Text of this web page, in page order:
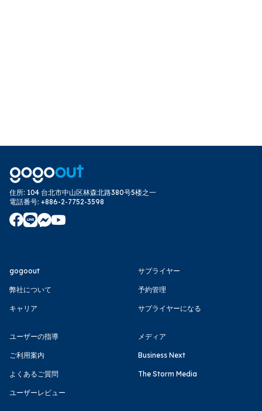
住所: 104 台北市中山区林森北路380号5楼之一
電話番号: +886-2-7752-3598
gogoout
弊社について
キャリア
サプライヤー
予約管理
サプライヤーになる
ユーザーの指導
ご利用案内
よくあるご質問
ユーザーレビュー
メディア
Business Next
The Storm Media